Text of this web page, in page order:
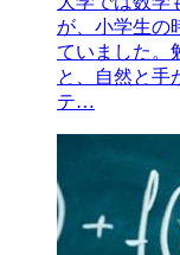
が、小学生の
ていました。
と、自然と手
テ…